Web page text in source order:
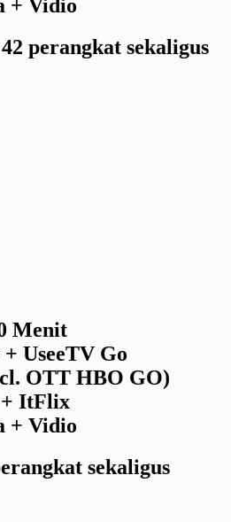
+ Vidio
perangkat sekaligus
Menit
UseeTV Go
OTT HBO GO)
+ ItFlix
+ Vidio
sekaligus